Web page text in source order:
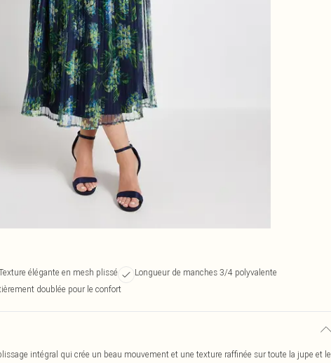
élégante en mesh plissé
Longueur de manches 3/4 polyvalente
doublée pour le confort
intégral qui crée un beau mouvement et une texture raffinée sur toute la jupe et le